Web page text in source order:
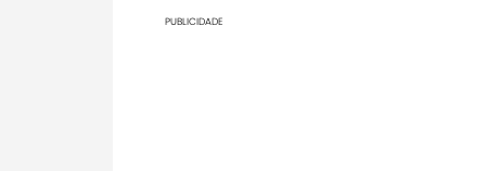
PUBLICIDADE